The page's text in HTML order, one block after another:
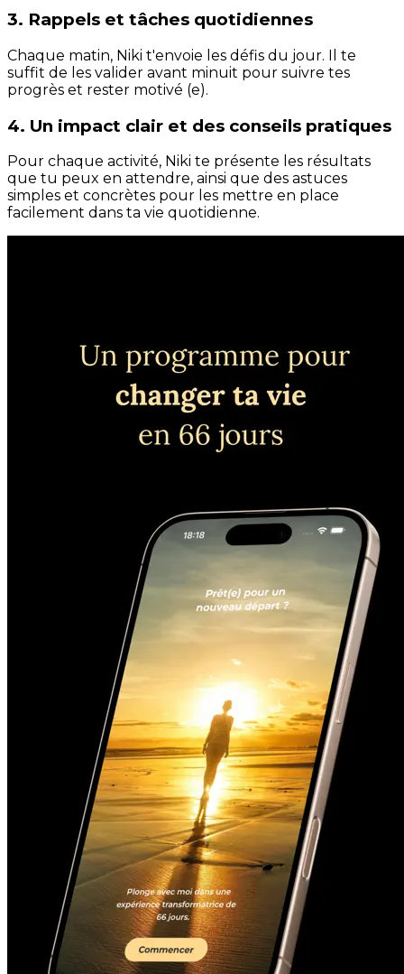
3. Rappels et tâches quotidiennes
Chaque matin, Niki t'envoie les défis du jour. Il te
suffit de les valider avant minuit pour suivre tes
progrès et rester motivé (e).
4. Un impact clair et des conseils pratiques
Pour chaque activité, Niki te présente les résultats
que tu peux en attendre, ainsi que des astuces
simples et concrètes pour les mettre en place
facilement dans ta vie quotidienne.